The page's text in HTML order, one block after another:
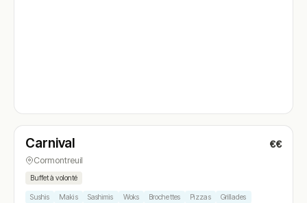
N° 4
Carnival €€
Cormontreuil
Buffet à volonté
Sushis Makis Sashimis Woks Brochettes Pizzas Grillades